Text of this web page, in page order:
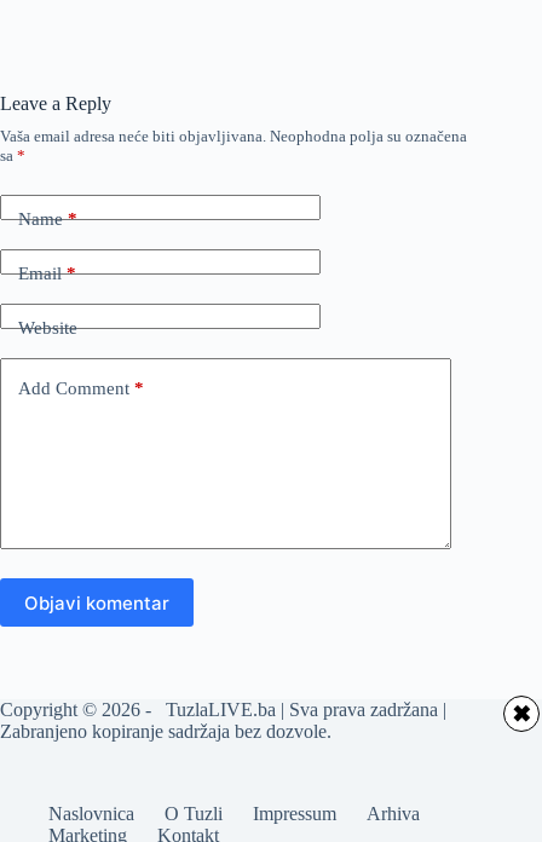
Leave a Reply
Vaša email adresa neće biti objavljivana. Neophodna polja su označena
sa *
Name*
Email*
Website
Add Comment *
Objavi komentar
Copyright © 2026 - TuzlaLIVE.ba | Sva prava zadržana |
Zabranjeno kopiranje sadržaja bez dozvole.
Naslovnica O Tuzli Impressum
Arhiva
Marketing
Kontakt
✖